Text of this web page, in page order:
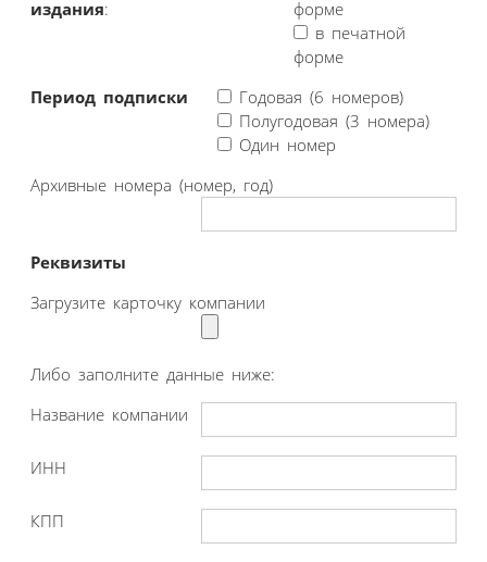
издания:
форме
в печатной
форме
Период подписки
Годовая (6 номеров)
Полугодовая (3 номера)
Один номер
Архивные номера (номер, год)
Реквизиты
Загрузите карточку компании
Либо заполните данные ниже:
Название компании
ИНН
КПП